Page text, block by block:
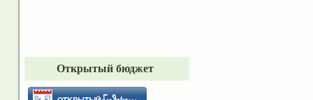
Открытый бюджет